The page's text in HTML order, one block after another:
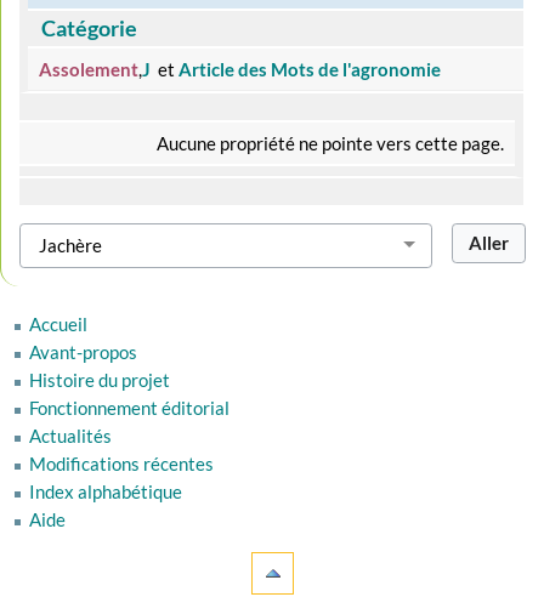
Catégorie
Assolement,J etArticle des Mots de l'agronomie
Aucune propriété ne pointe vers cette page.
Accueil
Avant-propos
Histoire du projet
Fonctionnement éditorial
Actualités
Modifications récentes
Index alphabétique
Aide